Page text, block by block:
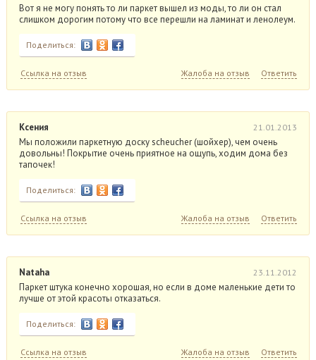
Вот я не могу понять то ли паркет вышел из моды, то ли он стал
слишком дорогим потому что все перешли на ламинат и ленолеум.
Поделиться:
Ссылка на отзыв Жалоба на отзыв Ответить
Ксения 21.01.2013
Мы положили паркетную доску scheucher (шойхер), чем очень
довольны! Покрытие очень приятное на ощупь, ходим дома без
тапочек!
Поделиться:
Ссылка на отзыв Жалоба на отзыв Ответить
Nataha 23.11.2012
Паркет штука конечно хорошая, но если в доме маленькие дети то
лучше от этой красоты отказаться.
Поделиться:
Ссылка на отзыв Жалоба на отзыв Ответить